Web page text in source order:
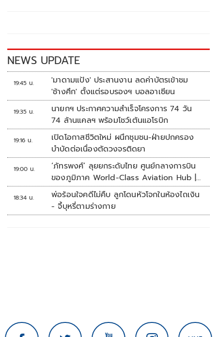
k k
NEWS UPDATE
19:45 น.
'มาดามแป้ง' ประสานงาน ลดค่าบัตรเข้าชม
'ช้างศึก' ตั้งแต่รอบรองฯ บอลอาเซียน
19:35 น.
นายกฯ ประกาศความสำเร็จโครงการ 74 วัน
74 ล้านแคลฯ พร้อมโชว์เต้นแอโรบิก
19:16 น.
เปิดโอกาสชีวิตใหม่ ผนึกชุมชน-ฝ่ายปกครอง
บำบัดต่อเนื่องตัดวงจรติดยา
19:00 น.
‘ภัทรพงศ์’ ลุยยกระดับไทย ศูนย์กลางการบิน
ของภูมิภาค World-Class Aviation Hub |
ห้องข่าวไทยโพสต์สุดสัปดาห์
18:34 น.
พ่อร้อนใจคดีไม่คืบ ลูกโดนหัวโจกในห้องไถเงิน
- จี้บุหรี่ตามร่างกาย